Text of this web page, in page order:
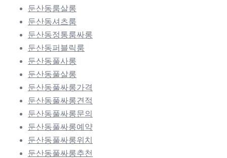
둔산동룸살롱
둔산동셔츠룸
둔산동정통룸싸롱
둔산동퍼블릭룸
둔산동풀사롱
둔산동풀살롱
둔산동풀싸롱가격
둔산동풀싸롱견적
둔산동풀싸롱문의
둔산동풀싸롱예약
둔산동풀싸롱위치
둔산동풀싸롱추천